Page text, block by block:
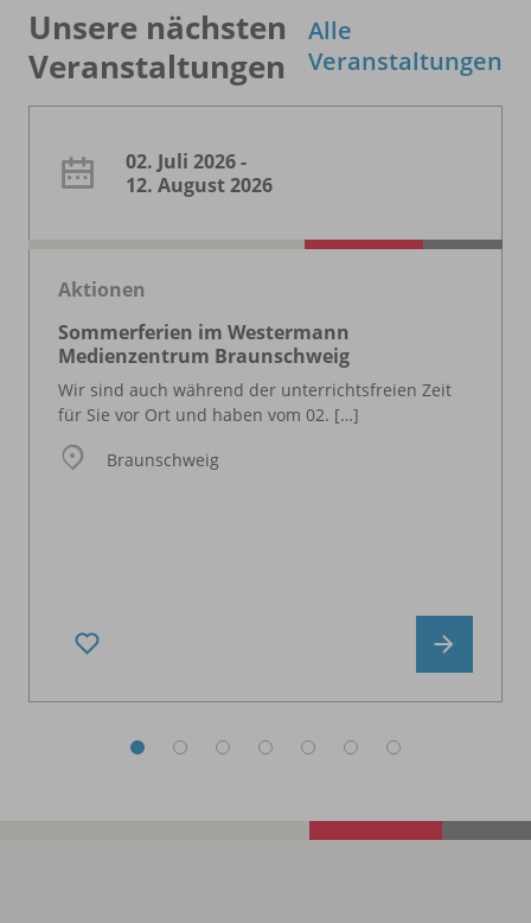
Unsere nächsten
Veranstaltungen
Alle
Veranstaltungen
02. Juli 2026 -
12. August 2026
Aktionen
Sommerferien im Westermann
Medienzentrum Braunschweig
Wir sind auch während der unterrichtsfreien Zeit
für Sie vor Ort und haben vom 02. […]
Braunschweig